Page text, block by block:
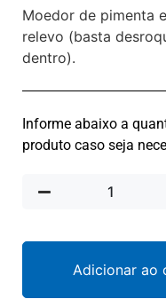
Moedor de pimenta
relevo (basta
dentro).
Informe abaixo a
produto caso seja
Adicionar ao